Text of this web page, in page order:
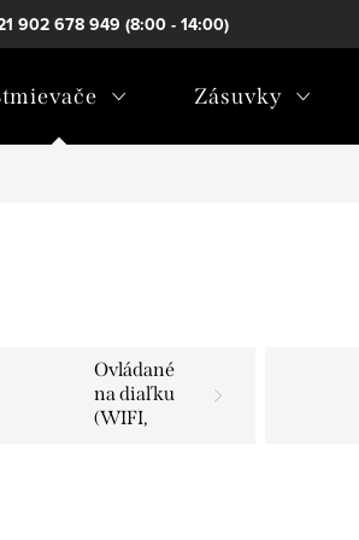
902 678 949 (8:00 - 14:00)
Alternatívne riešenie sporov
Zásuvky
Ovládané
na diaľku
(WIFI,